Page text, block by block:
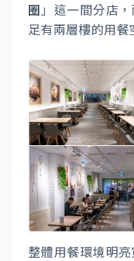
圈」這一間分店
足有兩層樓的用餐
整體用餐環境明